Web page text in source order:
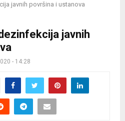
javnih površina i ustanova
javnih
- 14:28